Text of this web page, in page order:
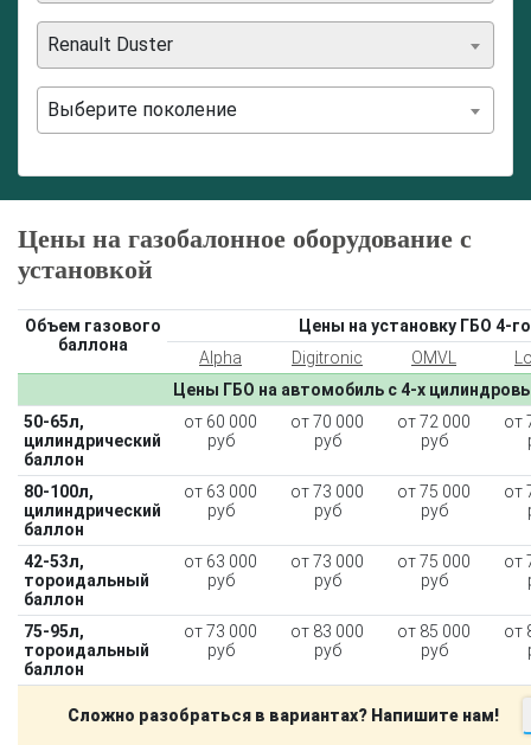
Renault Duster
Выберите поколение
Цены на газобалонное оборудование с
установкой
Объем газового
баллона
Цены на установку ГБО 4-
Alpha
Digitronic OMVL
Цены ГБО на автомобиль с 4-х
50-65л,
цилиндрический
баллон
от 60 000
руб
от 70 000
руб
от 72 000
руб
от
80-100л,
цилиндрический
баллон
от 63 000
руб
от 73 000
руб
от 75 000
руб
от
42-53л,
тороидальный
баллон
от 63 000
руб
от 73 000
руб
от 75 000
руб
от
75-95л,
тороидальный
баллон
от 73 000
руб
от 83 000
руб
от 85 000
руб
от
Сложно разобраться в вариантах? Напишите нам!